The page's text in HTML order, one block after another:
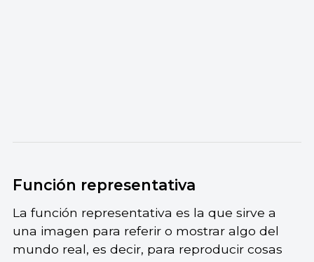
Función representativa
La función representativa es la que sirve a
una imagen para referir o mostrar algo del
mundo real, es decir, para reproducir cosas